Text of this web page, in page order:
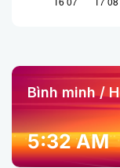
Bình minh /
5:32 AM